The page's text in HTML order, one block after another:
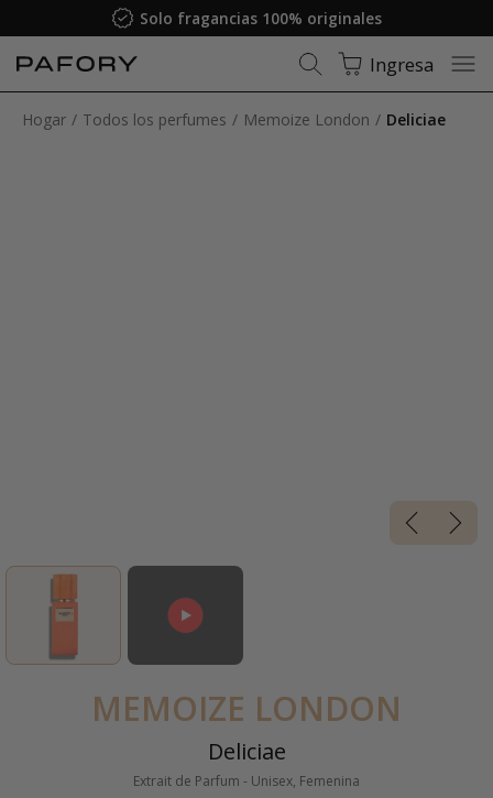
Solo fragancias 100% originales
Ingresa
Hogar Todos los perfumes Memoize London Deliciae
MEMOIZE LONDON
Deliciae
Extrait de Parfum - Unisex, Femenina